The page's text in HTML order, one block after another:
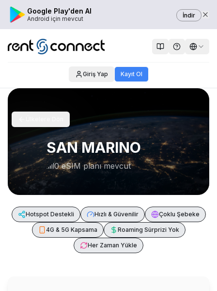
Google Play'den Al
Android için mevcut İndir
Giriş Yap Kayıt Ol
SAN MARINO
0 eSIM planı mevcut
Hotspot Destekli Hızlı & Güvenilir Çoklu Şebeke
4G & 5G Kapsama Roaming Sürprizi Yok
Her Zaman Yükle